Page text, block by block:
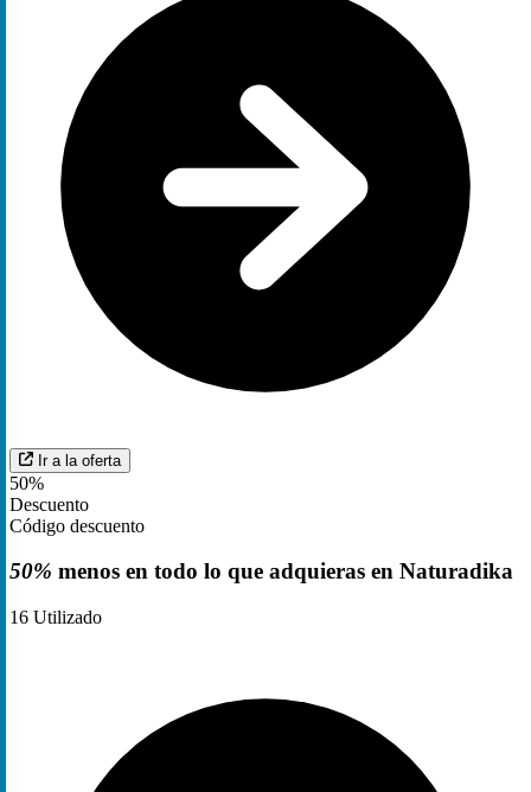
Ir a la oferta
50%
Descuento
Código descuento
50% menos en todo lo que adquieras en Naturadika
16 Utilizado